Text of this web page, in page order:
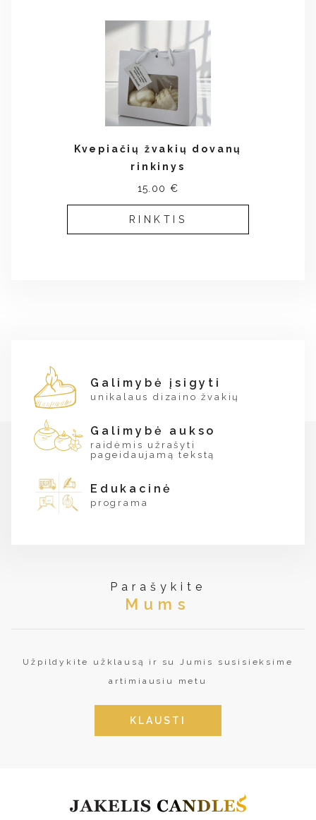
Kvepiačių žvakių dovanų
rinkinys
15.00 €
RINKTIS
Galimybė įsigyti
unikalaus dizaino žvakių
Galimybė aukso
raidėmis užrašyti
pageidaujamą tekstą
Edukacinė
programa
Parašykite
Mums
Užpildykite užklausą ir su Jumis susisieksime
artimiausiu metu
KLAUSTI